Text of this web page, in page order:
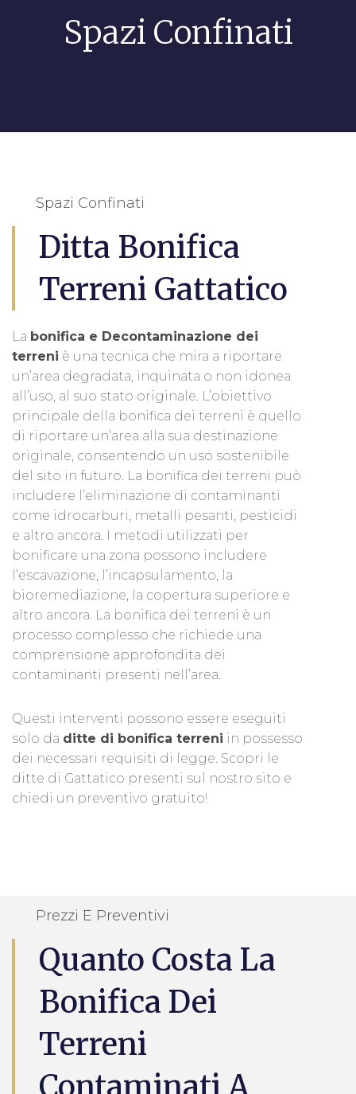
Spazi Confinati
Spazi Confinati
Ditta Bonifica
Terreni Gattatico
La bonifica e Decontaminazione dei
terreni è una tecnica che mira a riportare
un’area degradata, inquinata o non idonea
all’uso, al suo stato originale. L’obiettivo
principale della bonifica dei terreni è quello
di riportare un’area alla sua destinazione
originale, consentendo un uso sostenibile
del sito in futuro. La bonifica dei terreni può
includere l’eliminazione di contaminanti
come idrocarburi, metalli pesanti, pesticidi
e altro ancora. I metodi utilizzati per
bonificare una zona possono includere
l’escavazione, l’incapsulamento, la
bioremediazione, la copertura superiore e
altro ancora. La bonifica dei terreni è un
processo complesso che richiede una
comprensione approfondita dei
contaminanti presenti nell’area.
Questi interventi possono essere eseguiti
solo da ditte di bonifica terreni in possesso
dei necessari requisiti di legge. Scopri le
ditte di Gattatico presenti sul nostro sito e
chiedi un preventivo gratuito!
Prezzi E Preventivi
Quanto Costa La
Bonifica Dei
Terreni